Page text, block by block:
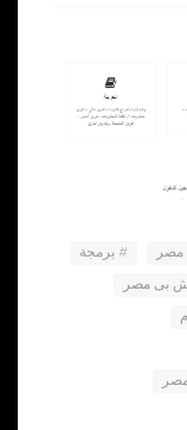
برمجة
بى مصر